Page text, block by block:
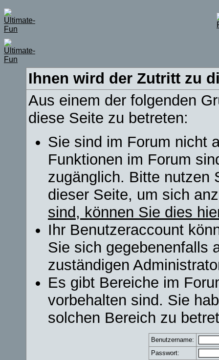
Ihnen wird der Zutritt zu
Aus einem der folgenden
diese Seite zu betreten:
Sie sind im Forum nicht
Funktionen im Forum
zugänglich. Bitte nutzen
dieser Seite, um sich
sind, können Sie dies
Ihr Benutzeraccount
Sie sich gegebenenfalls
zuständigen
Es gibt Bereiche im
vorbehalten sind. Sie
solchen Bereich zu
Benutzername:
Passwort: